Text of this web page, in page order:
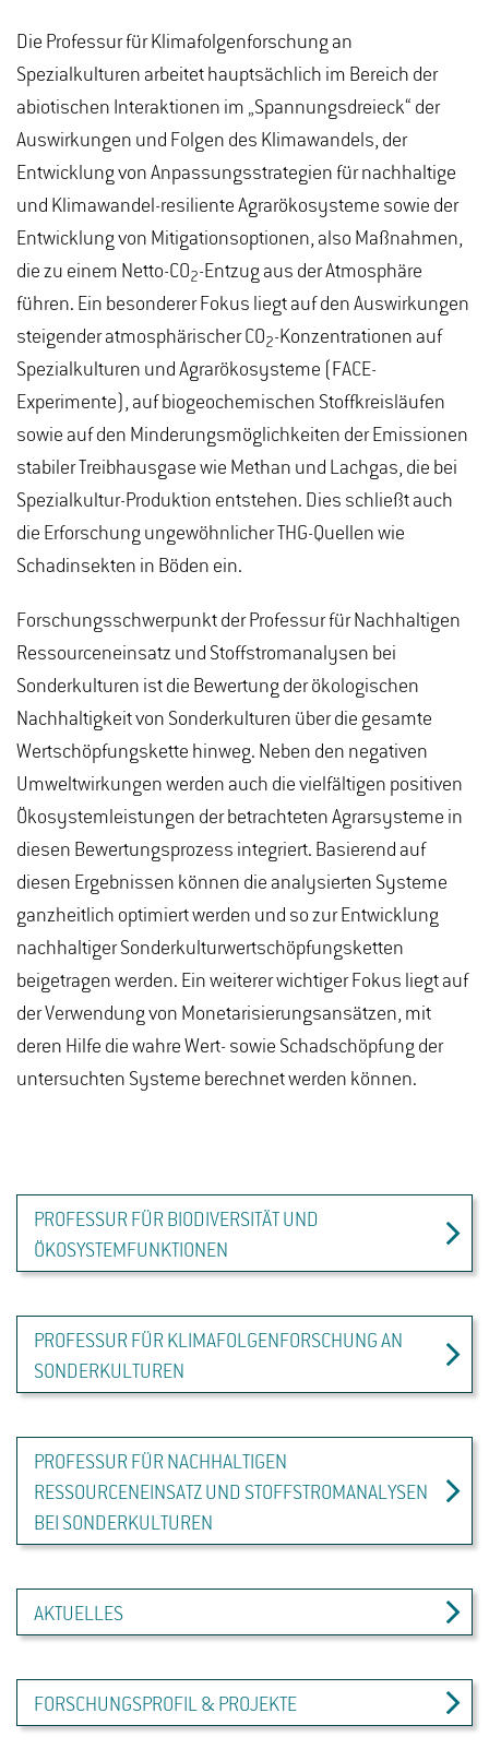
Die Professur für Klimafolgenforschung an
Spezialkulturen arbeitet hauptsächlich im Bereich der
abiotischen Interaktionen im „Spannungsdreieck“ der
Auswirkungen und Folgen des Klimawandels, der
Entwicklung von Anpassungsstrategien für nachhaltige
und Klimawandel-resiliente Agrarökosysteme sowie der
Entwicklung von Mitigationsoptionen, also Maßnahmen,
die zu einem Netto-CO2-Entzug aus der Atmosphäre
führen. Ein besonderer Fokus liegt auf den Auswirkungen
steigender atmosphärischer CO2-Konzentrationen auf
Spezialkulturen und Agrarökosysteme (FACE-
Experimente), auf biogeochemischen Stoffkreisläufen
sowie auf den Minderungsmöglichkeiten der Emissionen
stabiler Treibhausgase wie Methan und Lachgas, die bei
Spezialkultur-Produktion entstehen. Dies schließt auch
die Erforschung ungewöhnlicher THG-Quellen wie
Schadinsekten in Böden ein.
Forschungsschwerpunkt der Professur für Nachhaltigen
Ressourceneinsatz und Stoffstromanalysen bei
Sonderkulturen ist die Bewertung der ökologischen
Nachhaltigkeit von Sonderkulturen über die gesamte
Wertschöpfungskette hinweg. Neben den negativen
Umweltwirkungen werden auch die vielfältigen positiven
Ökosystemleistungen der betrachteten Agrarsysteme in
diesen Bewertungsprozess integriert. Basierend auf
diesen Ergebnissen können die analysierten Systeme
ganzheitlich optimiert werden und so zur Entwicklung
nachhaltiger Sonderkulturwertschöpfungsketten
beigetragen werden. Ein weiterer wichtiger Fokus liegt auf
der Verwendung von Monetarisierungsansätzen, mit
deren Hilfe die wahre Wert- sowie Schadschöpfung der
untersuchten Systeme berechnet werden können.
PROFESSUR FÜR BIODIVERSITÄT UND
ÖKOSYSTEMFUNKTIONEN
PROFESSUR FÜR KLIMAFOLGENFORSCHUNG AN
SONDERKULTUREN
PROFESSUR FÜR NACHHALTIGEN
RESSOURCENEINSATZ UND STOFFSTROMANALYSEN
BEI SONDERKULTUREN
AKTUELLES
FORSCHUNGSPROFIL & PROJEKTE